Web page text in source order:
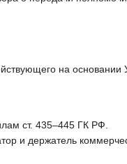
на основании
ст. 435–445 ГК РФ.
и держатель